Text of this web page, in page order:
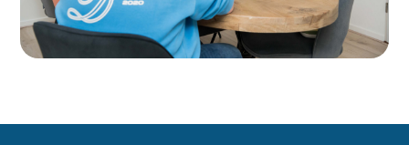
Ontdek de vacatures